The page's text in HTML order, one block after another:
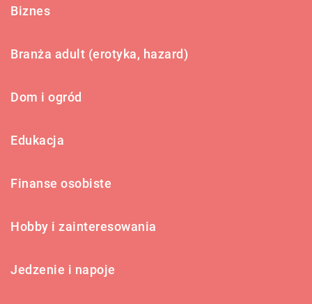
Biznes
Branża adult (erotyka, hazard)
Dom i ogród
Edukacja
Finanse osobiste
Hobby i zainteresowania
Jedzenie i napoje